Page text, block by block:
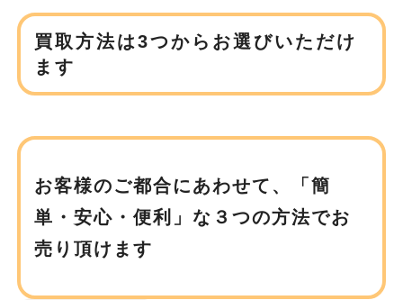
買取方法は3つからお選びいただけ
ます
お客様のご都合にあわせて、
「簡
単・安心・便利」な３つの方法でお
売り頂けます